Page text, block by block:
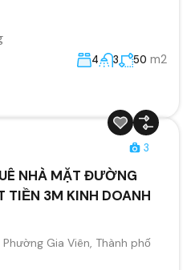
4 3 50 m2
3
NHÀ MẶT ĐƯỜNG
TIỀN 3M KINH DOANH
Phường Gia Viên, Thành phố